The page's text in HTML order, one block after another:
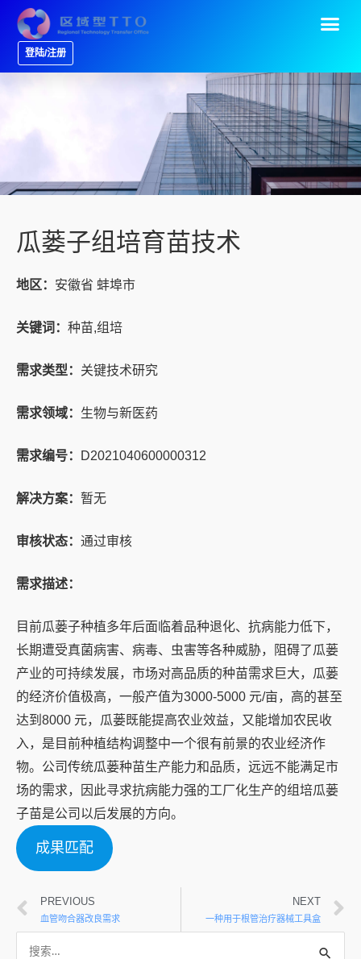
登陆/注册
瓜蒌子组培育苗技术
地区： 安徽省 蚌埠市
关键词： 种苗,组培
需求类型： 关键技术研究
需求领域： 生物与新医药
需求编号： D2021040600000312
解决方案： 暂无
审核状态： 通过审核
需求描述：
目前瓜蒌子种植多年后面临着品种退化、抗病能力低下，
长期遭受真菌病害、病毒、虫害等各种威胁，阻碍了瓜蒌
产业的可持续发展，市场对高品质的种苗需求巨大，瓜蒌
的经济价值极高，一般产值为3000-5000 元/亩，高的甚至
达到8000 元，瓜蒌既能提高农业效益，又能增加农民收
入，是目前种植结构调整中一个很有前景的农业经济作
物。公司传统瓜蒌种苗生产能力和品质，远远不能满足市
场的需求，因此寻求抗病能力强的工厂化生产的组培瓜蒌
子苗是公司以后发展的方向。
成果匹配
PREVIOUS
血管吻合器改良需求
NEXT
一种用于根管治疗器械工具盒